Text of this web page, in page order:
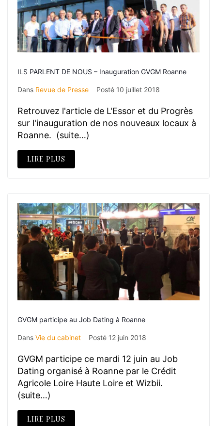
ILS PARLENT DE NOUS – Inauguration GVGM Roanne
Dans Revue de Presse Posté 10 juillet 2018
Retrouvez l'article de L'Essor et du Progrès
sur l'inauguration de nos nouveaux locaux à
Roanne. (suite…)
LIRE PLUS
GVGM participe au Job Dating à Roanne
Dans Vie du cabinet Posté 12 juin 2018
GVGM participe ce mardi 12 juin au Job
Dating organisé à Roanne par le Crédit
Agricole Loire Haute Loire et Wizbii.
(suite…)
LIRE PLUS